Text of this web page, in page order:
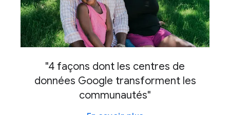
"4 façons dont les centres de
données Google transforment les
communautés"